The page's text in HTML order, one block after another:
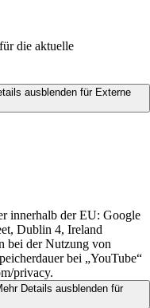
die aktuelle
ausblendenfür Externe
innerhalb der EU: Google
Dublin 4, Ireland
bei der Nutzung von
bei „YouTube“
privacy.
Details ausblendenfür